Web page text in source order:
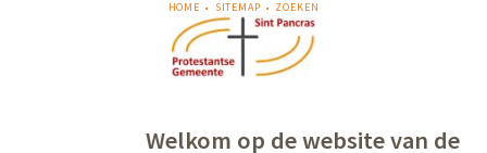
NAVIGATIE
OVERSLAAN
HOME SITEMAP ZOEKEN
Welkom op de website van de